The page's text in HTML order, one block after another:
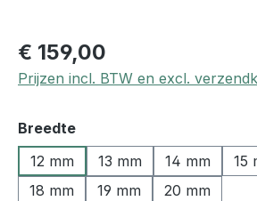
€ 159,00
Prijzen incl. BTW en excl.
Selecteer
Breedte
12 mm
13 mm 14 mm 15
18 mm
19 mm 20 mm